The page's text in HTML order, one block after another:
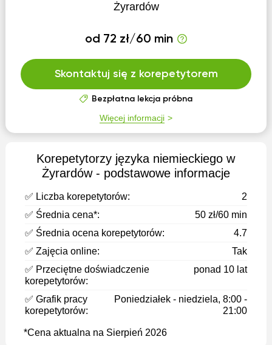
Żyrardów
od 72 zł/60 min
Skontaktuj się z korepetytorem
Bezpłatna lekcja próbna
Więcej informacji
Korepetytorzy języka niemieckiego w
Żyrardów - podstawowe informacje
✅ Liczba korepetytorów:
2
✅ Średnia cena*:
50 zł/60 min
✅ Średnia ocena korepetytorów:
4.7
✅ Zajęcia online:
Tak
✅ Przeciętne doświadczenie
korepetytorów:
ponad 10 lat
✅ Grafik pracy
korepetytorów:
Poniedziałek - niedziela, 8:00 -
21:00
*Cena aktualna na Sierpień 2026